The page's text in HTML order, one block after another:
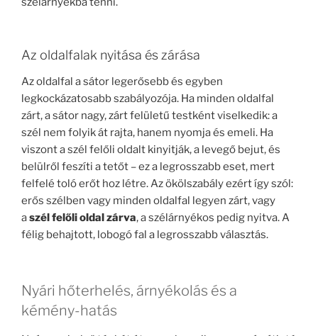
Az oldalfalak nyitása és zárása
Az oldalfal a sátor legerősebb és egyben
legkockázatosabb szabályozója. Ha minden oldalfal
zárt, a sátor nagy, zárt felületű testként viselkedik: a
szél nem folyik át rajta, hanem nyomja és emeli. Ha
viszont a szél felőli oldalt kinyitják, a levegő bejut, és
belülről feszíti a tetőt – ez a legrosszabb eset, mert
felfelé toló erőt hoz létre. Az ökölszabály ezért így szól:
erős szélben vagy minden oldalfal legyen zárt, vagy
aszél felőli oldal zárva, a szélárnyékos pedig nyitva. A
félig behajtott, lobogó fal a legrosszabb választás.
Nyári hőterhelés, árnyékolás és a
kémény-hatás